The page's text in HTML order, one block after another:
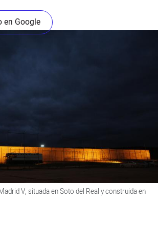
en Google
V, situada en Soto del Real y construida en